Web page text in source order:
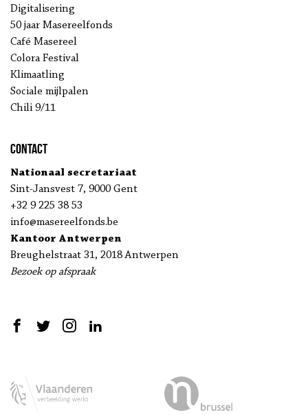
Digitalisering
50 jaar Masereelfonds
Café Masereel
Colora Festival
Klimaatling
Sociale mijlpalen
Chili 9/11
Contact
Nationaal secretariaat
Sint-Jansvest 7, 9000 Gent
+32 9 225 38 53
info@masereelfonds.be
Kantoor Antwerpen
Breughelstraat 31, 2018 Antwerpen
Bezoek op afspraak